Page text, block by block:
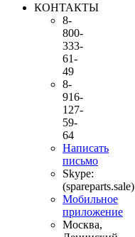
КОНТАКТЫ
8-
800-
333-
61-
49
8-
916-
127-
59-
64
Написать
письмо
Skype:
(spareparts.sale)
Мобильное
приложение
Москва,